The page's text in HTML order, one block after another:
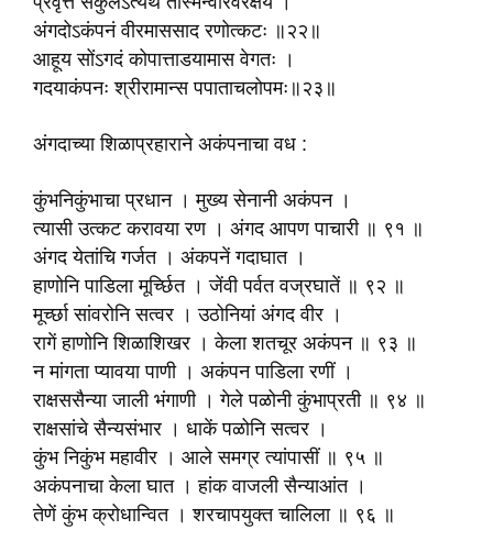
अंगदोऽकंपनं वीरमाससाद रणोत्कटः ॥२२॥
आहूय सोंऽगदं कोपात्ताडयामास वेगतः ।
गदयाकंपनः श्रीरामान्स पपाताचलोपमः॥२३॥
अंगदाच्या शिळाप्रहाराने अकंपनाचा वध :
कुंभनिकुंभाचा प्रधान । मुख्य सेनानी अकंपन ।
त्यासी उत्कट करावया रण । अंगद आपण पाचारी ॥ ९१ ॥
अंगद येतांचि गर्जत । अंकपनें गदाघात ।
हाणोनि पाडिला मूर्च्छित । जेंवी पर्वत वज्रघातें ॥ ९२ ॥
मूर्च्छा सांवरोनि सत्वर । उठोनियां अंगद वीर ।
रागें हाणोनि शिळाशिखर । केला शतचूर अकंपन ॥ ९३ ॥
न मांगता प्यावया पाणी । अकंपन पाडिला रणीं ।
राक्षससैन्या जाली भंगाणी । गेले पळोनी कुंभाप्रती ॥ ९४ ॥
राक्षसांचे सैन्यसंभार । धाकें पळोनि सत्वर ।
कुंभ निकुंभ महावीर । आले समग्र त्यांपासीं ॥ ९५ ॥
अकंपनाचा केला घात । हांक वाजली सैन्याआंत ।
तेणें कुंभ क्रोधान्वित । शरचापयुक्त चालिला ॥ ९६ ॥